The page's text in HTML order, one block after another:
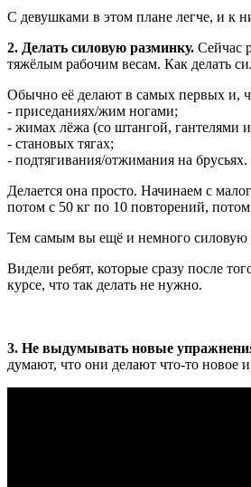
С девушками в этом плане легче, и к
2. Делать силовую разминку. Сейчас
тяжёлым рабочим весам. Как делать
Обычно её делают в самых первых и,
- приседаниях/жим ногами;
- жимах лёжа (со штангой, гантелями
- становых тягах;
- подтягивания/отжимания на брусьях.
Делается она просто. Начинаем с
потом с 50 кг по 10 повторений,
Тем самым вы ещё и немного силовую
Видели ребят, которые сразу после
курсе, что так делать не нужно.
3. Не выдумывать новые
думают, что они делают что-то новое